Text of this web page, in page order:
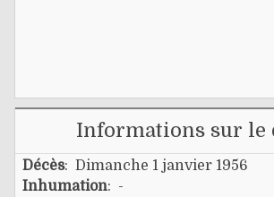
Informations sur le
Décès: Dimanche 1 janvier 1956
Inhumation: -